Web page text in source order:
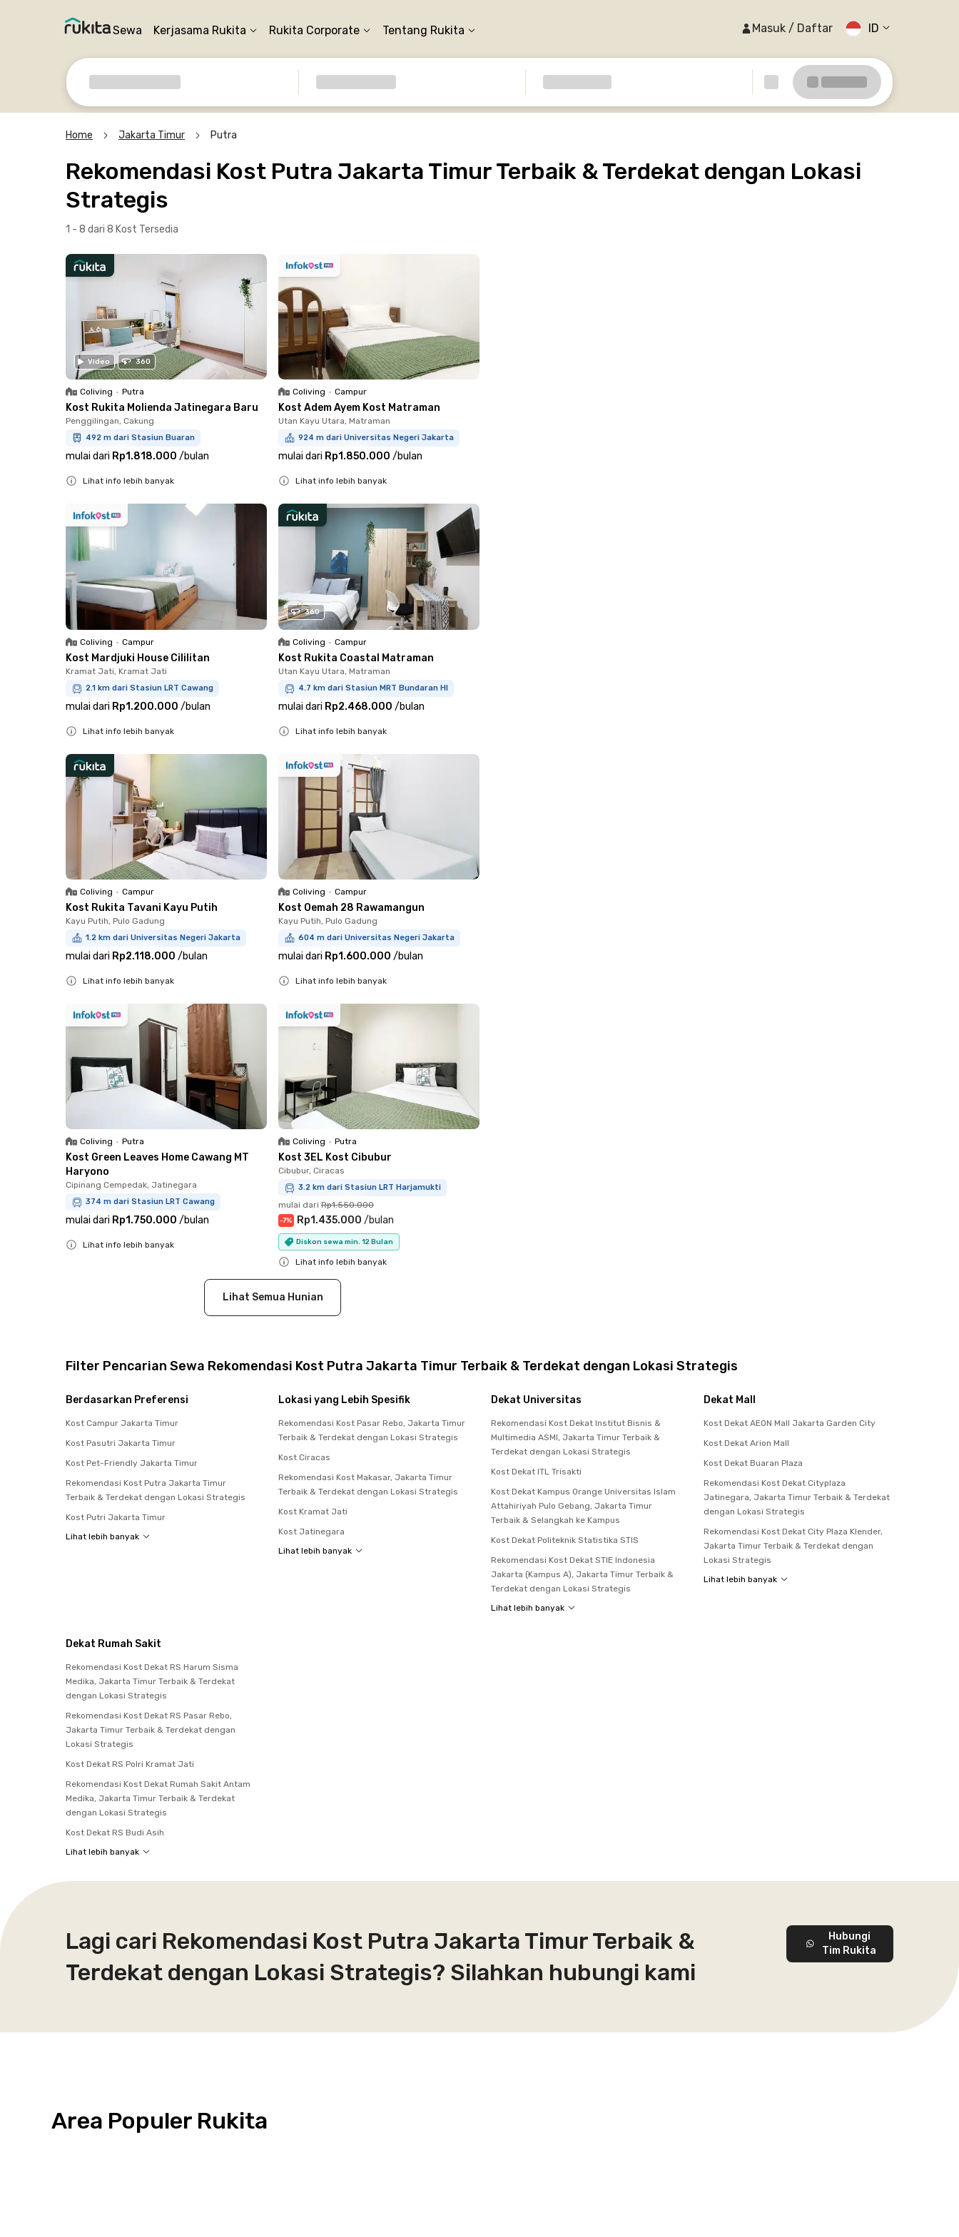
Sewa Kerjasama Rukita Rukita Corporate Tentang Rukita Masuk / Daftar ID
Home Jakarta Timur Putra
Rekomendasi Kost Putra Jakarta Timur Terbaik & Terdekat dengan Lokasi
Strategis
1 - 8 dari 8 Kost Tersedia
Video 360
Coliving • Putra
Kost Rukita Molienda Jatinegara Baru
Penggilingan, Cakung
492 m dari Stasiun Buaran
mulai dari Rp1.818.000 /bulan
Lihat info lebih banyak
Coliving • Campur
Kost Adem Ayem Kost Matraman
Utan Kayu Utara, Matraman
924 m dari Universitas Negeri Jakarta
mulai dari Rp1.850.000 /bulan
Lihat info lebih banyak
Coliving • Campur
Kost Mardjuki House Cililitan
Kramat Jati, Kramat Jati
2.1 km dari Stasiun LRT Cawang
mulai dari Rp1.200.000 /bulan
Lihat info lebih banyak
360
Coliving • Campur
Kost Rukita Coastal Matraman
Utan Kayu Utara, Matraman
4.7 km dari Stasiun MRT Bundaran HI
mulai dari Rp2.468.000 /bulan
Lihat info lebih banyak
Coliving • Campur
Kost Rukita Tavani Kayu Putih
Kayu Putih, Pulo Gadung
1.2 km dari Universitas Negeri Jakarta
mulai dari Rp2.118.000 /bulan
Lihat info lebih banyak
Coliving • Campur
Kost Oemah 28 Rawamangun
Kayu Putih, Pulo Gadung
604 m dari Universitas Negeri Jakarta
mulai dari Rp1.600.000 /bulan
Lihat info lebih banyak
Coliving • Putra
Kost Green Leaves Home Cawang MT
Haryono
Cipinang Cempedak, Jatinegara
374 m dari Stasiun LRT Cawang
mulai dari Rp1.750.000 /bulan
Lihat info lebih banyak
Coliving • Putra
Kost 3EL Kost Cibubur
Cibubur, Ciracas
3.2 km dari Stasiun LRT Harjamukti
mulai dari Rp1.550.000
-7% Rp1.435.000 /bulan
Diskon sewa min. 12 Bulan
Close
Lihat info lebih banyak
Lihat Semua Hunian
Filter Pencarian Sewa Rekomendasi Kost Putra Jakarta Timur Terbaik & Terdekat dengan Lokasi Strategis
Berdasarkan Preferensi
Kost Campur Jakarta Timur
Kost Pasutri Jakarta Timur
Kost Pet-Friendly Jakarta Timur
Rekomendasi Kost Putra Jakarta Timur
Terbaik & Terdekat dengan Lokasi Strategis
Kost Putri Jakarta Timur
Lihat lebih banyak
Lokasi yang Lebih Spesifik
Rekomendasi Kost Pasar Rebo, Jakarta Timur
Terbaik & Terdekat dengan Lokasi Strategis
Kost Ciracas
Rekomendasi Kost Makasar, Jakarta Timur
Terbaik & Terdekat dengan Lokasi Strategis
Kost Kramat Jati
Kost Jatinegara
Lihat lebih banyak
Dekat Universitas
Rekomendasi Kost Dekat Institut Bisnis &
Multimedia ASMI, Jakarta Timur Terbaik &
Terdekat dengan Lokasi Strategis
Kost Dekat ITL Trisakti
Kost Dekat Kampus Orange Universitas Islam
Attahiriyah Pulo Gebang, Jakarta Timur
Terbaik & Selangkah ke Kampus
Kost Dekat Politeknik Statistika STIS
Rekomendasi Kost Dekat STIE Indonesia
Jakarta (Kampus A), Jakarta Timur Terbaik &
Terdekat dengan Lokasi Strategis
Lihat lebih banyak
Dekat Mall
Kost Dekat AEON Mall Jakarta Garden City
Kost Dekat Arion Mall
Kost Dekat Buaran Plaza
Rekomendasi Kost Dekat Cityplaza
Jatinegara, Jakarta Timur Terbaik & Terdekat
dengan Lokasi Strategis
Rekomendasi Kost Dekat City Plaza Klender,
Jakarta Timur Terbaik & Terdekat dengan
Lokasi Strategis
Lihat lebih banyak
Dekat Rumah Sakit
Rekomendasi Kost Dekat RS Harum Sisma
Medika, Jakarta Timur Terbaik & Terdekat
dengan Lokasi Strategis
Rekomendasi Kost Dekat RS Pasar Rebo,
Jakarta Timur Terbaik & Terdekat dengan
Lokasi Strategis
Kost Dekat RS Polri Kramat Jati
Rekomendasi Kost Dekat Rumah Sakit Antam
Medika, Jakarta Timur Terbaik & Terdekat
dengan Lokasi Strategis
Kost Dekat RS Budi Asih
Lihat lebih banyak
Lagi cari Rekomendasi Kost Putra Jakarta Timur Terbaik &
Terdekat dengan Lokasi Strategis? Silahkan hubungi kami
Hubungi
Tim Rukita
Area Populer Rukita